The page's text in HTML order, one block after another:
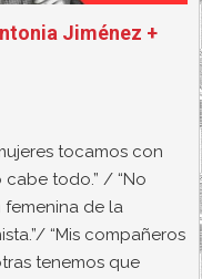
Jiménez +
tocamos con
cabe todo.” / “No
femenina de la
“Mis compañeros
tenemos que